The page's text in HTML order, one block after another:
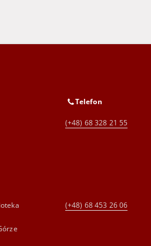
Telefon
(+48) 68 328 21 55
(+48) 68 453 26 06